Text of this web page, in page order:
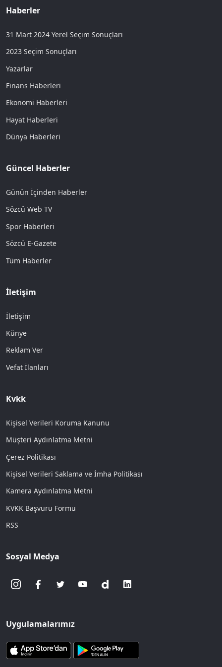
Haberler
31 Mart 2024 Yerel Seçim Sonuçları
2023 Seçim Sonuçları
Yazarlar
Finans Haberleri
Ekonomi Haberleri
Hayat Haberleri
Dünya Haberleri
Güncel Haberler
Günün İçinden Haberler
Sözcü Web TV
Spor Haberleri
Sözcü E-Gazete
Tüm Haberler
İletişim
İletişim
Künye
Reklam Ver
Vefat İlanları
Kvkk
Kişisel Verileri Koruma Kanunu
Müşteri Aydınlatma Metni
Çerez Politikası
Kişisel Verileri Saklama ve İmha Politikası
Kamera Aydınlatma Metni
KVKK Başvuru Formu
RSS
Sosyal Medya
Uygulamalarımız